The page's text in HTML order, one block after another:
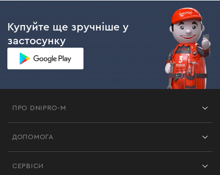
Купуйте ще зручніше у
застосунку
ПРО DNIPRO-M
ДОПОМОГА
СЕРВІСИ